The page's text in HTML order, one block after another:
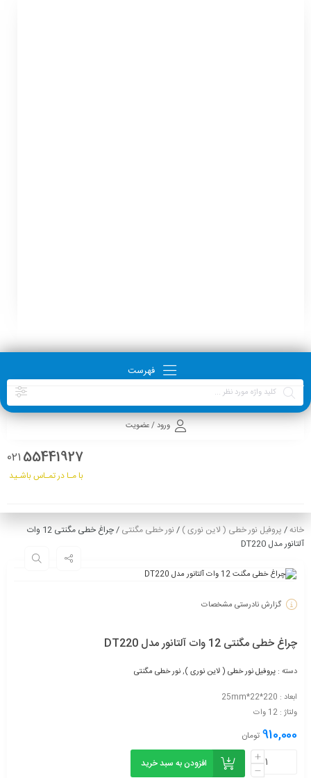
فهرست
ورود / عضویت
55441927
021
با مـا در تمـاس باشـید
خانه/ پروفیل نور خطی ( لاین نوری ) / نور خطی مگنتی
/ چراغ خطی مگنتی 12 وات
آلتانور مدل DT220
گزارش نادرستی مشخصات
چراغ خطی مگنتی 12 وات آلتانور مدل DT220
دسته : پروفیل نور خطی ( لاین نوری ),نور خطی مگنتی
ابعاد : 220*22*25mm
ولتاژ : 12 وات
910,000 تومان
افزودن به سبد خرید